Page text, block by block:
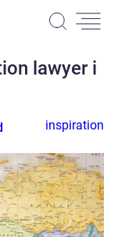
lawyer i
inspiration